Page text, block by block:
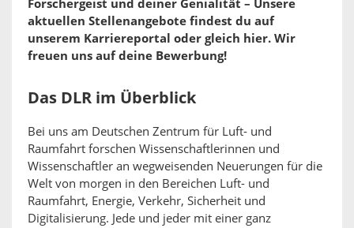
Forschergeist und deiner Genialität – Unsere
aktuellen Stellenangebote findest du auf
unserem Karriereportal oder gleich hier. Wir
freuen uns auf deine Bewerbung!
Das DLR im Überblick
Bei uns am Deutschen Zentrum für Luft- und
Raumfahrt forschen Wissenschaftlerinnen und
Wissenschaftler an wegweisenden Neuerungen für die
Welt von morgen in den Bereichen Luft- und
Raumfahrt, Energie, Verkehr, Sicherheit und
Digitalisierung. Jede und jeder mit einer ganz